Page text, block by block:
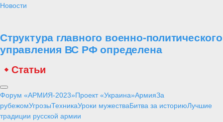
Новости
Структура главного военно-политического
управления ВС РФ определена
Статьи
Форум «АРМИЯ-2023»Проект «Украина»АрмияЗа
рубежомУгрозыТехникаУроки мужестваБитва за историюЛучшие
традиции русской армии